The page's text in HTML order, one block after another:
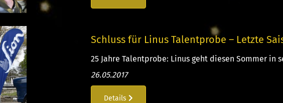
Schluss für Linus Talentprobe – Letzte
25 Jahre Talentprobe: Linus geht diesen Sommer in
26.05.2017
Details